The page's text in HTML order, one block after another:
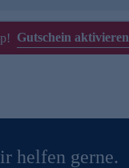
Gutschein aktivieren
helfen gerne.